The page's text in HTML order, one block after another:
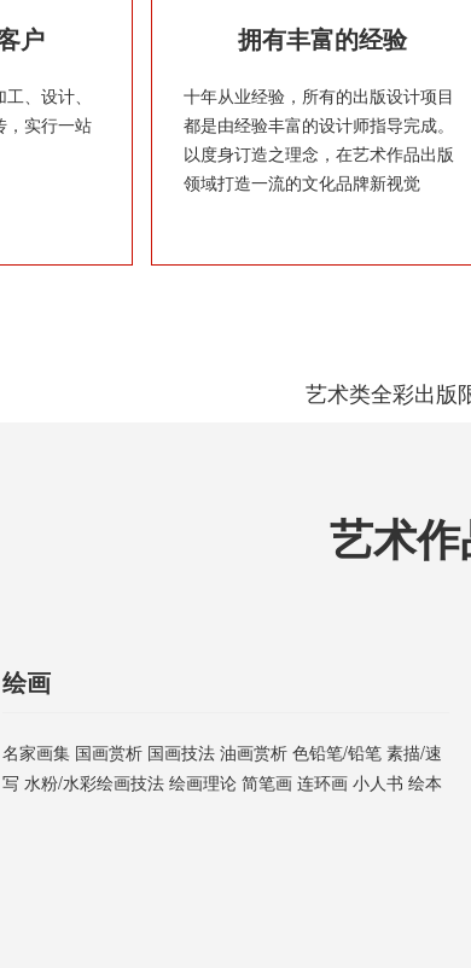
户
、设计、
，实行一站
拥有丰富的经验
十年从业经验，所有的出版设计项目
都是由经验丰富的设计师指导完成。
以度身订造之理念，在艺术作品出版
领域打造一流的文化品牌新视觉
艺术类全彩出版
艺术
绘画
名家画集 国画赏析 国画技法 油画赏析 色铅笔/铅笔 素描/速
写 水粉/水彩绘画技法 绘画理论 简笔画 连环画 小人书 绘本